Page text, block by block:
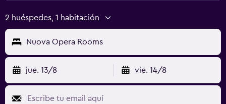
2 huéspedes, 1 habitación
Nuova Opera Rooms
jue. 13/8 vie. 14/8